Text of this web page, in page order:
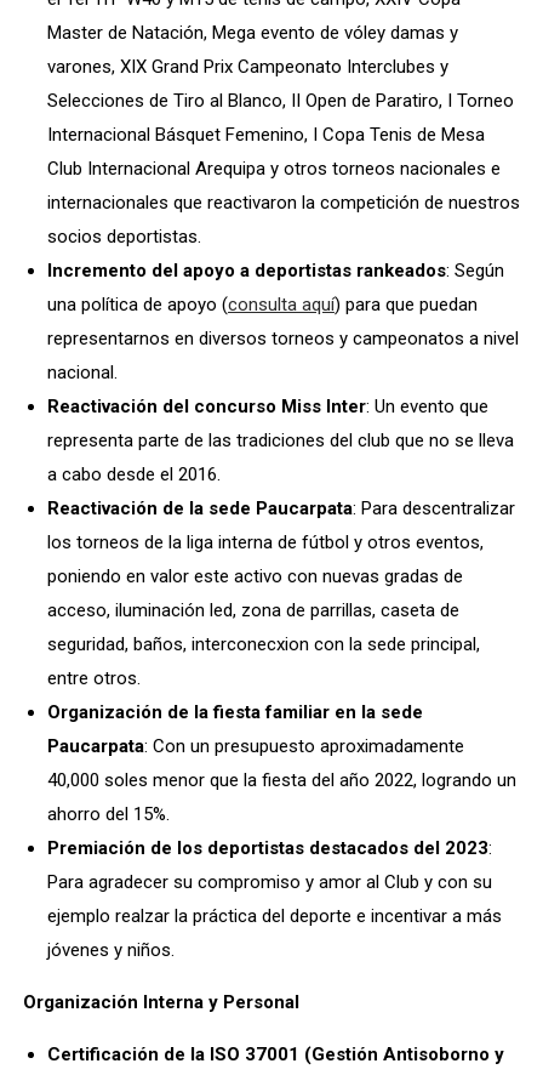
Master de Natación, Mega evento de vóley damas y
varones, XIX Grand Prix Campeonato Interclubes y
Selecciones de Tiro al Blanco, II Open de Paratiro, I Torneo
Internacional Básquet Femenino, I Copa Tenis de Mesa
Club Internacional Arequipa y otros torneos nacionales e
internacionales que reactivaron la competición de nuestros
socios deportistas.
Incremento del apoyo a deportistas rankeados: Según
una política de apoyo (consulta aquí) para que puedan
representarnos en diversos torneos y campeonatos a nivel
nacional.
Reactivación del concurso Miss Inter: Un evento que
representa parte de las tradiciones del club que no se lleva
a cabo desde el 2016.
Reactivación de la sede Paucarpata: Para descentralizar
los torneos de la liga interna de fútbol y otros eventos,
poniendo en valor este activo con nuevas gradas de
acceso, iluminación led, zona de parrillas, caseta de
seguridad, baños, interconecxion con la sede principal,
entre otros.
Organización de la fiesta familiar en la sede
Paucarpata: Con un presupuesto aproximadamente
40,000 soles menor que la fiesta del año 2022, logrando un
ahorro del 15%.
Premiación de los deportistas destacados del 2023:
Para agradecer su compromiso y amor al Club y con su
ejemplo realzar la práctica del deporte e incentivar a más
jóvenes y niños.
Organización Interna y Personal
Certificación de la ISO 37001 (Gestión Antisoborno y